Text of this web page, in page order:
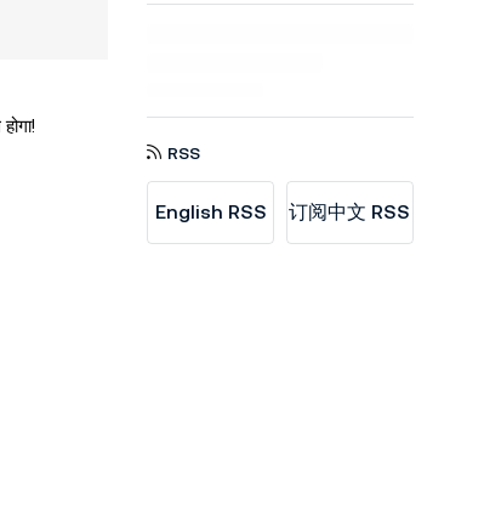
RSS
English RSS 订阅中文 RSS